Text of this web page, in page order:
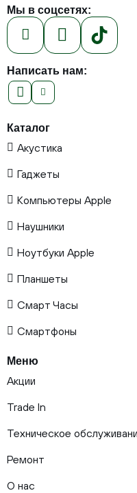
Мы в соцсетях:
Написать нам:
Каталог
Акустика
Гаджеты
Компьютеры Apple
Наушники
Ноутбуки Apple
Планшеты
Смарт Часы
Смартфоны
Меню
Акции
Trade In
Техническое
Ремонт
О нас